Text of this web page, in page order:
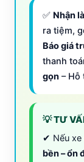
✅ Nhận
ra tiệm,
Báo giá
thanh
gọn – Hỗ
💡 TƯ
✔ Nếu xe
bền – ổn